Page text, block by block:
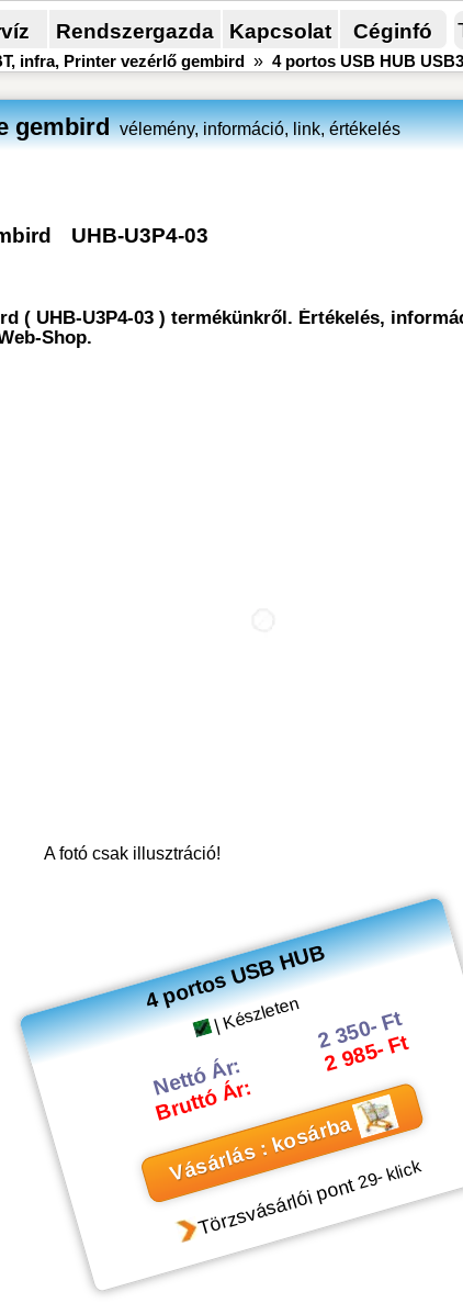
Rendszergazda Kapcsolat Céginfó
infra, Printer vezérlő gembird» 4 portos USB HUB
gembird vélemény, információ, link, értékelés
UHB-U3P4-03
( UHB-U3P4-03 ) termékünkről. Értékelés,
Shop.
A fotó csak illusztráció!
4 portos USB HUB
| Készleten
Nettó Ár:
Bruttó Ár:
2 350- Ft
2 985- Ft
Vásárlás : kosárba
Törzsvásárlói pont29- klick